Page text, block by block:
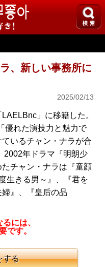
、新しい事務所に
2025/02/13
」に移籍した。
優れた演技力と魅力で
いるチャン・ナラが合
2002年ドラマ『明朗少
チャン・ナラは『童顔
生きる男～』、『君を
』、『皇后の品
には、
です。
する